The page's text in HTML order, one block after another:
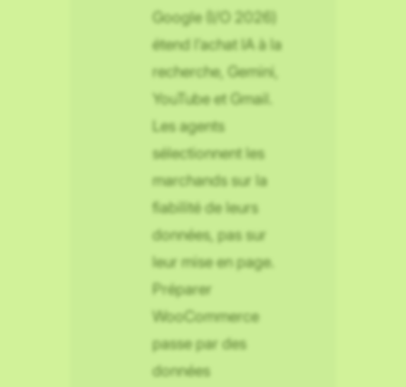
Google (I/O 2026)
étend l’achat IA à la
recherche, Gemini,
YouTube et Gmail.
Les agents
sélectionnent les
marchands sur la
fiabilité de leurs
données, pas sur
leur mise en page.
Préparer
WooCommerce
passe par des
données